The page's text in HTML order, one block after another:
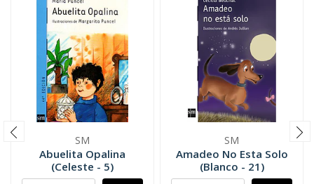
SM
Abuelita Opalina
(Celeste - 5)
SM
Amadeo No Esta Solo
(Blanco - 21)